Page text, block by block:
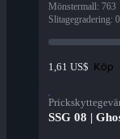
Mönstermall: 763
Slitagegradering:
1,61 US$ Köp
SSG 08 |